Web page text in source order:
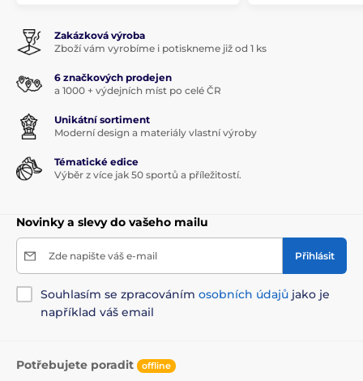
Zakázková výroba
Zboží vám vyrobíme i potiskneme již od 1 ks
6 značkových prodejen
a 1000 + výdejních míst po celé ČR
Unikátní sortiment
Moderní design a materiály vlastní výroby
Tématické edice
Výběr z více jak 50 sportů a příležitostí.
Novinky a slevy do vašeho mailu
Zde napište váš e-mail Přihlásit
Souhlasím se zpracováním osobních údajů jako je
například váš email
Potřebujete poradit offline